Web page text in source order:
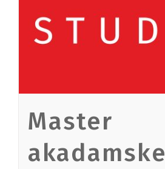
Master
akadamske